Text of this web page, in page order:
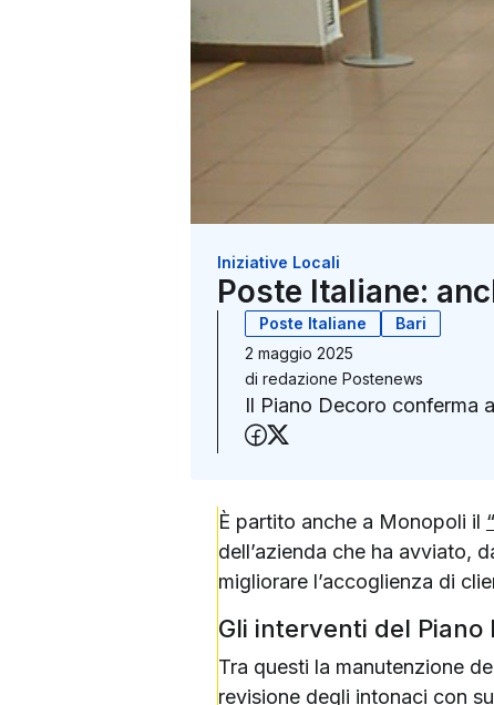
Iniziative Locali
Poste Italiane:
Poste Italiane
Bari
2 maggio 2025
di redazione Postenews
Il Piano Decoro conferma
Condividi su Facebook
È partito anche a Monopoli il
dell’azienda che ha avviato,
migliorare l’accoglienza di
Gli interventi del Piano
Tra questi la manutenzione
revisione degli intonaci con